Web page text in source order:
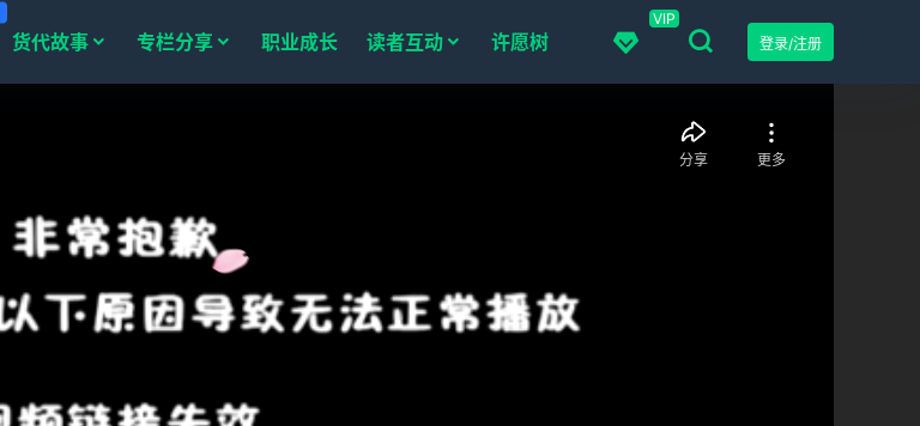
VIP
登录/注册
货代故事 专栏分享 职业成长 读者互动 许愿树